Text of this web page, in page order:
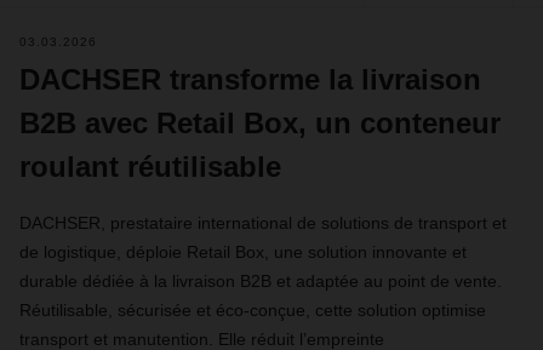
03.03.2026
DACHSER transforme la livraison
B2B avec Retail Box, un conteneur
roulant réutilisable
DACHSER, prestataire international de solutions de transport et
de logistique, déploie Retail Box, une solution innovante et
durable dédiée à la livraison B2B et adaptée au point de vente.
Réutilisable, sécurisée et éco‑conçue, cette solution optimise
transport et manutention. Elle réduit l’empreinte